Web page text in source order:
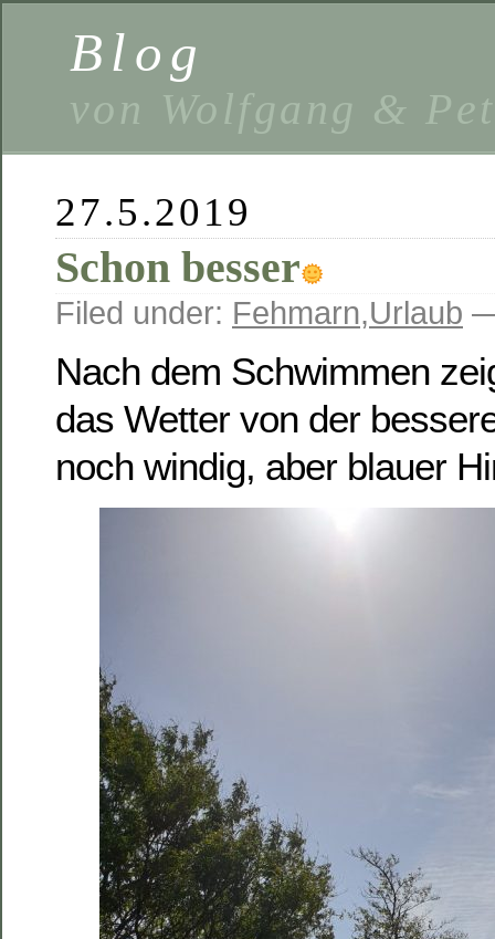
Blog
von Wolfgang &
27.5.2019
Schon besser
Filed under: Fehmarn,Urlaub
Nach dem Schwimmen
das Wetter von der
noch windig, aber blauer